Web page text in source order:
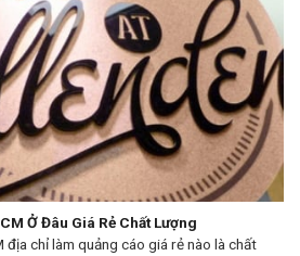
Ở Đâu Giá Rẻ Chất Lượng
địa chỉ làm quảng cáo giá rẻ nào là chất